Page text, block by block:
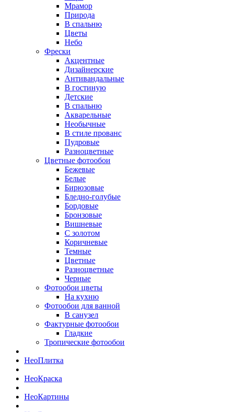
Мрамор
Природа
В спальню
Цветы
Небо
Фрески
Акцентные
Дизайнерские
Антивандальные
В гостиную
Детские
В спальню
Акварельные
Необычные
В стиле прованс
Пудровые
Разноцветные
Цветные фотообои
Бежевые
Белые
Бирюзовые
Бледно-голубые
Бордовые
Бронзовые
Вишневые
С золотом
Коричневые
Темные
Цветные
Разноцветные
Черные
Фотообои цветы
На кухню
Фотообои для ванной
В санузел
Фактурные фотообои
Гладкие
Тропические фотообои
НеоПлитка
НеоКраска
НеоКартины